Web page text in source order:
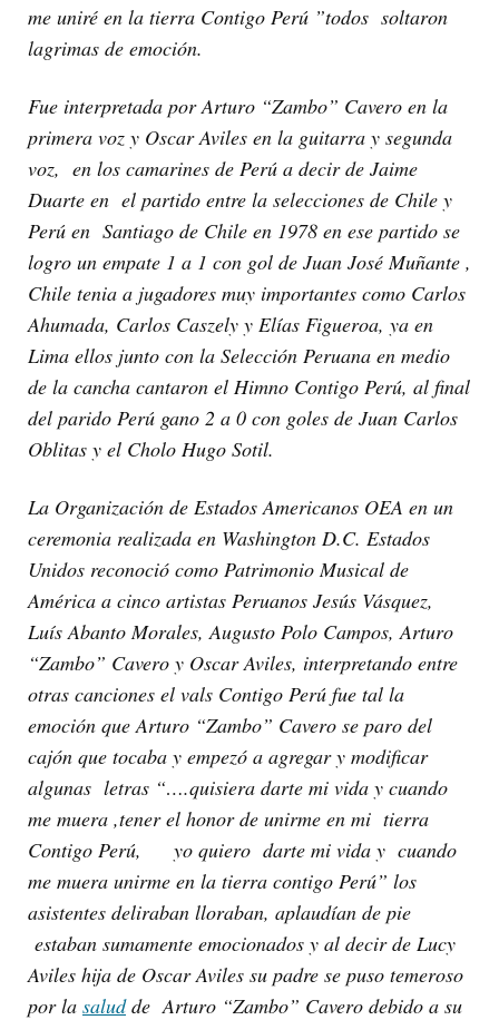
me uniré en la tierra Contigo Perú ”todos soltaron
lagrimas de emoción.
Fue interpretada por Arturo “Zambo” Cavero en la
primera voz y Oscar Aviles en la guitarra y segunda
voz, en los camarines de Perú a decir de Jaime
Duarte en el partido entre la selecciones de Chile y
Perú en Santiago de Chile en 1978 en ese partido se
logro un empate 1 a 1 con gol de Juan José Muñante ,
Chile tenia a jugadores muy importantes como Carlos
Ahumada, Carlos Caszely y Elías Figueroa, ya en
Lima ellos junto con la Selección Peruana en medio
de la cancha cantaron el Himno Contigo Perú, al final
del parido Perú gano 2 a 0 con goles de Juan Carlos
Oblitas y el Cholo Hugo Sotil.
La Organización de Estados Americanos OEA en un
ceremonia realizada en Washington D.C. Estados
Unidos reconoció como Patrimonio Musical de
América a cinco artistas Peruanos Jesús Vásquez,
Luís Abanto Morales, Augusto Polo Campos, Arturo
“Zambo” Cavero y Oscar Aviles, interpretando entre
otras canciones el vals Contigo Perú fue tal la
emoción que Arturo “Zambo” Cavero se paro del
cajón que tocaba y empezó a agregar y modificar
algunas letras “….quisiera darte mi vida y cuando
me muera ,tener el honor de unirme en mi tierra
Contigo Perú, yo quiero darte mi vida y cuando
me muera unirme en la tierra contigo Perú” los
asistentes deliraban lloraban, aplaudían de pie
estaban sumamente emocionados y al decir de Lucy
Aviles hija de Oscar Aviles su padre se puso temeroso
por la saludde Arturo “Zambo” Cavero debido a su